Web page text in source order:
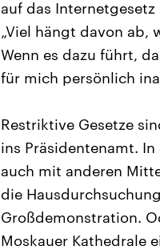
auf das
„Viel hängt davon ab,
Wenn es dazu führt,
für mich persönlich
Restriktive Gesetze
ins Präsidentenamt.
auch mit anderen
die
Großdemonstration.
Moskauer Kathedrale